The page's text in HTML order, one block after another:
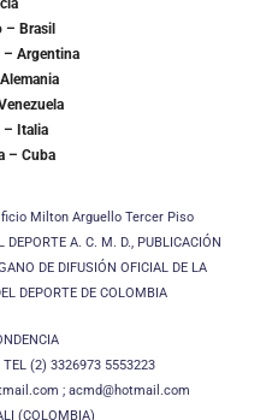
– Brasil
– Argentina
– Italia
– Cuba
Milton Arguello Tercer Piso
A. C. M. D., PUBLICACIÓN
DE DIFUSIÓN OFICIAL DE LA
DEPORTE DE COLOMBIA
(2) 3326973 5553223
; acmd@hotmail.com
(COLOMBIA)